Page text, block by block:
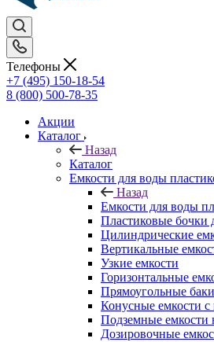
Телефоны
+7 (495) 150-18-54
8 (800) 500-78-35
Акции
Каталог
Назад
Каталог
Емкости для воды
Назад
Емкости для воды
Пластиковые бочки
Цилиндрические
Вертикальные
Узкие емкости
Горизонтальные
Прямоугольные
Конусные емкости
Подземные емкости
Дозировочные